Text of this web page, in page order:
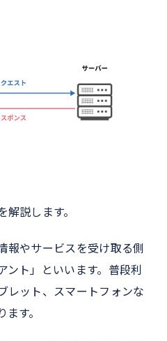
説します。
報やサービスを受け取る側
ント」といいます。普段利
レット、スマートフォンな
す。